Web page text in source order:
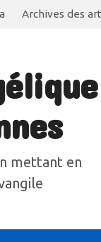
Archives des
mettant en